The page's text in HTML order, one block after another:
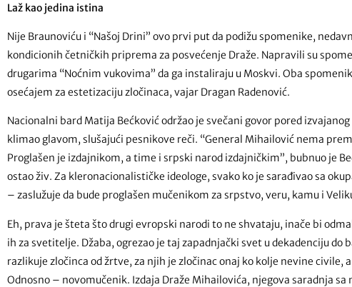
Laž kao jedina istina
Nije Braunoviću i “Našoj Drini” ovo prvi put da podižu spomenike,
kondicionih četničkih priprema za posvećenje Draže. Napravili su
drugarima “Noćnim vukovima” da ga instaliraju u Moskvi. Oba
osećajem za estetizaciju zločinaca, vajar Dragan Radenović.
Nacionalni bard Matija Bećković održao je svečani govor pored
klimao glavom, slušajući pesnikove reči. “General Mihailović nema
Proglašen je izdajnikom, a time i srpski narod izdajničkim”, bubnuo je
ostao živ. Za kleronacionalističke ideologe, svako ko je sarađivao sa
– zaslužuje da bude proglašen mučenikom za srpstvo, veru, kamu i
Eh, prava je šteta što drugi evropski narodi to ne shvataju, inače bi
ih za svetitelje. Džaba, ogrezao je taj zapadnjački svet u dekadenciju do
razlikuje zločinca od žrtve, za njih je zločinac onaj ko kolje nevine civile,
Odnosno – novomučenik. Izdaja Draže Mihailovića, njegova saradnja